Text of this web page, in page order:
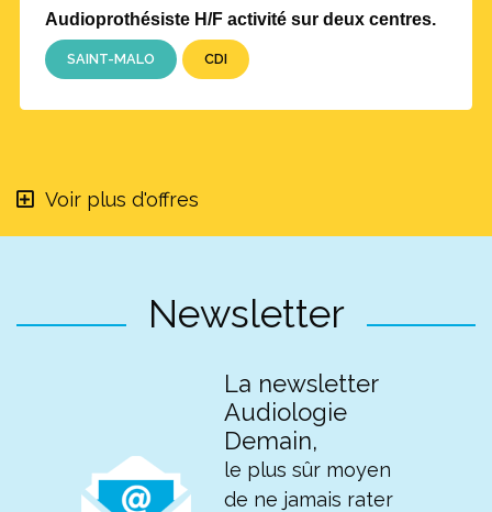
Audioprothésiste H/F activité sur deux centres.
SAINT-MALO CDI
Voir plus d'offres
Newsletter
La newsletter
Audiologie
Demain,
le plus sûr moyen
de ne jamais rater